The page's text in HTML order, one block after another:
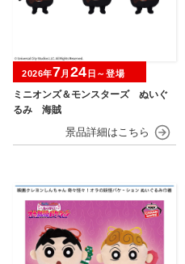
ミニオンズ＆モンスターズ ぬいぐ
るみ 海賊
2026年7月 24 日～登場